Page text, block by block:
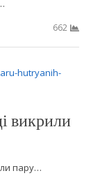
662
викрили
пару…